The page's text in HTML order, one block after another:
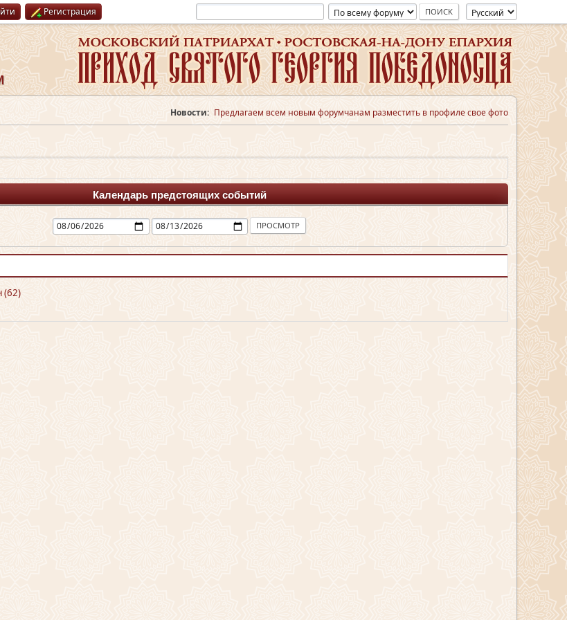
Регистрация
Новости: Предлагаем всем новым форумчанам разместить в профиле свое фото
Календарь предстоящих событий
(62)